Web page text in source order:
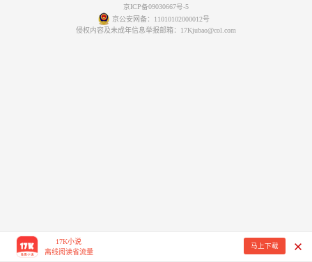
京ICP备09030667号-5
京公安网备：11010102000012号
侵权内容及未成年信息举报邮箱：17Kjubao@col.com
17K小说
离线阅读省流量
马上下载